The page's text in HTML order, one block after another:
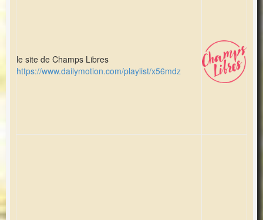
le site de Champs Libres
https://www.dailymotion.com/playlist/x56mdz